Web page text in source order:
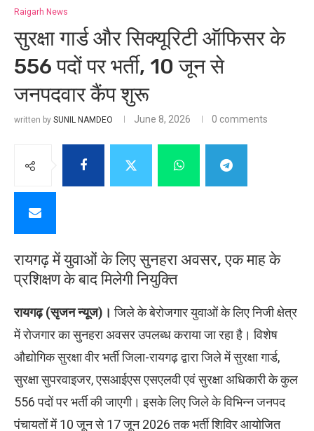
Raigarh News
सुरक्षा गार्ड और सिक्यूरिटी ऑफिसर के
556 पदों पर भर्ती, 10 जून से
जनपदवार कैंप शुरू
written by SUNIL NAMDEO June 8, 2026 0 comments
रायगढ़ में युवाओं के लिए सुनहरा अवसर, एक माह के
प्रशिक्षण के बाद मिलेगी नियुक्ति
रायगढ़ (सृजन न्यूज)।जिले के बेरोजगार युवाओं के लिए निजी क्षेत्र
में रोजगार का सुनहरा अवसर उपलब्ध कराया जा रहा है। विशेष
औद्योगिक सुरक्षा वीर भर्ती जिला-रायगढ़ द्वारा जिले में सुरक्षा गार्ड,
सुरक्षा सुपरवाइजर, एसआईएस एसएलवी एवं सुरक्षा अधिकारी के कुल
556 पदों पर भर्ती की जाएगी। इसके लिए जिले के विभिन्न जनपद
पंचायतों में 10 जून से 17 जून 2026 तक भर्ती शिविर आयोजित